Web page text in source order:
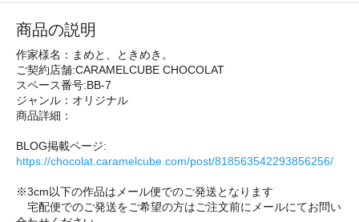
商品の説明
作家様名：まめと、ときめき。
ご契約店舗:CARAMELCUBE CHOCOLAT
スペース番号:BB-7
ジャンル：オリジナル
商品詳細：
BLOG掲載ページ:
https://chocolat.caramelcube.com/post/818563542293856256/
※3cm以下の作品はメール便でのご発送となります
宅配便でのご発送をご希望の方はご注文前にメールにてお問い